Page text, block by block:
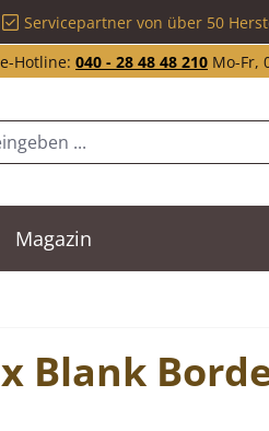
Servicepartner von über 50
Hotline: 040 - 28 48 48 210 Mo-Fr,
Magazin
Blank